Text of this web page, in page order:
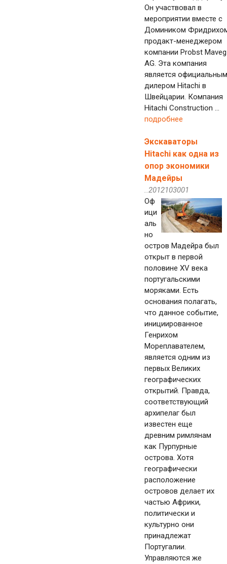
Он участвовал в
мероприятии вместе с
Домиником
продакт-менеджером
компании Probst Maveg
AG. Эта компания
является официальным
дилером Hitachi в
Швейцарии. Компания
Hitachi Construction ...
подробнее
Экскаваторы
Hitachi как одна из
опор экономики
Мадейры
..2012103001
Оф
ици
аль
но
остров Мадейра был
открыт в первой
половине XV века
португальскими
моряками. Есть
основания полагать,
что данное событие,
инициированное
Генрихом
Мореплавателем,
является одним из
первых Великих
географических
открытий. Правда,
соответствующий
архипелаг был
известен еще
древним римлянам
как Пурпурные
острова. Хотя
географически
расположение
островов делает их
частью Африки,
политически и
культурно они
принадлежат
Португалии.
Управляются же